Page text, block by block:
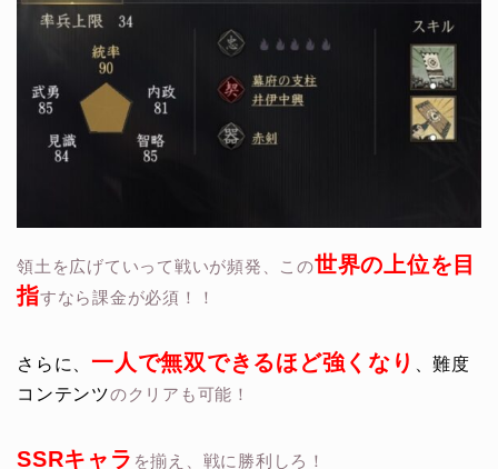
領土を広げていって戦いが頻発、この世界の上位を目
指すなら課金が必須！！
さらに、 一人で無双できるほど強くなり
、難度
コンテンツのクリアも可能！
SSRキャラ を揃え、戦に勝利しろ！